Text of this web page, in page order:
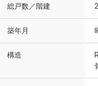
総戸数／階建
築年月
構造